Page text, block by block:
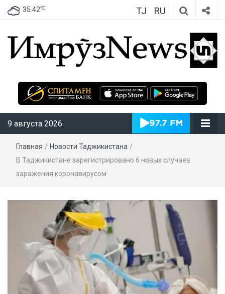
35.42℃ TJ RU
ИмрӯзNews
9 августа 2026
Главная / Новости Таджикистана /
В Таджикистане зарегистрировано 6 новых случаев
заражения коронавирусом